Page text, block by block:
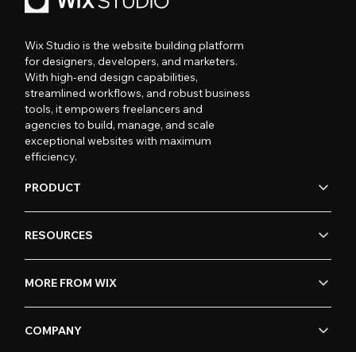
Wix Studio is the website building platform
for designers, developers, and marketers.
With high-end design capabilities,
streamlined workflows, and robust business
tools, it empowers freelancers and
agencies to build, manage, and scale
exceptional websites with maximum
efficiency.
PRODUCT
RESOURCES
MORE FROM WIX
COMPANY